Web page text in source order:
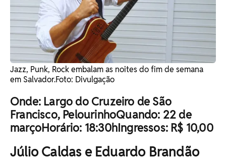
Jazz, Punk, Rock embalam as noites do fim de semana
em Salvador. ​Foto: Divulgação
Onde: Largo do Cruzeiro de São
Francisco, PelourinhoQuando: 22 de
marçoHorário: 18:30hIngressos: R$ 10,00
Júlio Caldas e Eduardo Brandão